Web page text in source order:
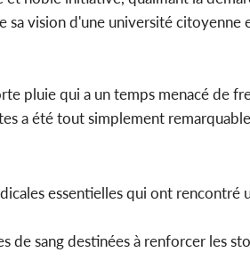
sa vision d'une université citoyenne
pluie qui a un temps menacé de
a été tout simplement
essentielles qui ont rencontré
sang destinées à renforcer les